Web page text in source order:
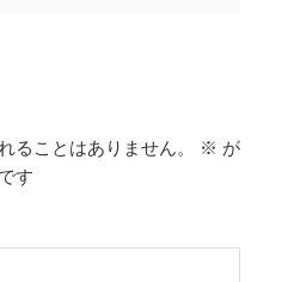
ることはありません。 ※ が
す